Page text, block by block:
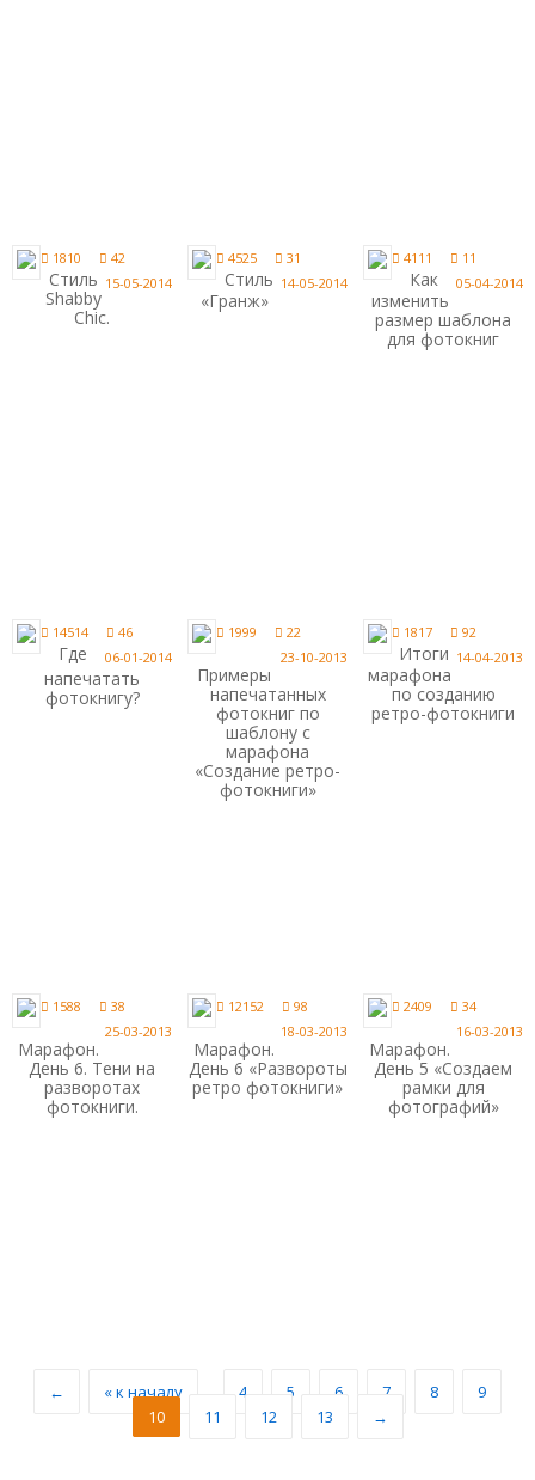
1810
42
15-05-2014
Стиль
Shabby
Chic.
4525
31
14-05-2014
Стиль
«Гранж»
4111
11
05-04-2014
Как
изменить
размер шаблона
для фотокниг
14514
46
06-01-2014
Где
напечатать
фотокнигу?
1999
22
23-10-2013
Примеры
напечатанных
фотокниг по
шаблону с
марафона
«Создание ретро-
фотокниги»
1817
92
14-04-2013
Итоги
марафона
по созданию
ретро-фотокниги
1588
38
25-03-2013
Марафон.
День 6. Тени на
разворотах
фотокниги.
12152
98
18-03-2013
Марафон.
День 6 «Развороты
ретро фотокниги»
2409
34
16-03-2013
Марафон.
День 5 «Создаем
рамки для
фотографий»
← « к началу 4 5 6 7 8
9
10
11 12 13 →